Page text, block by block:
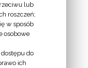
lub
roszczeń;
w sposób
osobowe
do
ich